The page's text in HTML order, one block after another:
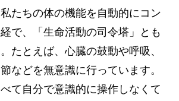
たちの体の機能を自動的にコン
で、「生命活動の司令塔」とも
たとえば、心臓の鼓動や呼吸、
などを無意識に行っています。
て自分で意識的に操作しなくて